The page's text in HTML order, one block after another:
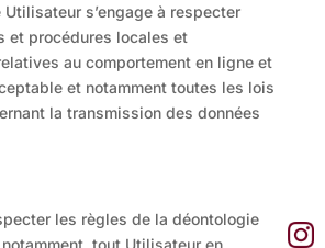
Utilisateur s’engage à respecter
et procédures locales et
au comportement en ligne et
et notamment toutes les lois
la transmission des données
les règles de la déontologie
tout Utilisateur en